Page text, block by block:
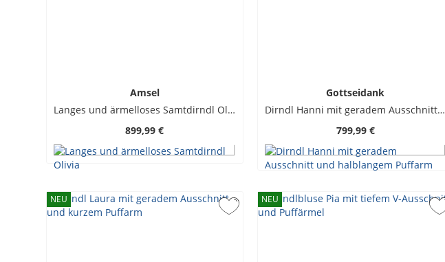
Amsel
Langes und ärmelloses Samtdirndl Olivia
899,99 €
Gottseidank
Dirndl Hanni mit geradem Ausschnitt und halblangem Puffarm
799,99 €
NEU NEU